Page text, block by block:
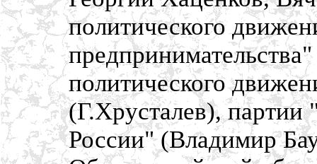
политического
политического
(Г.Хрусталев), партии
России" (Владимир